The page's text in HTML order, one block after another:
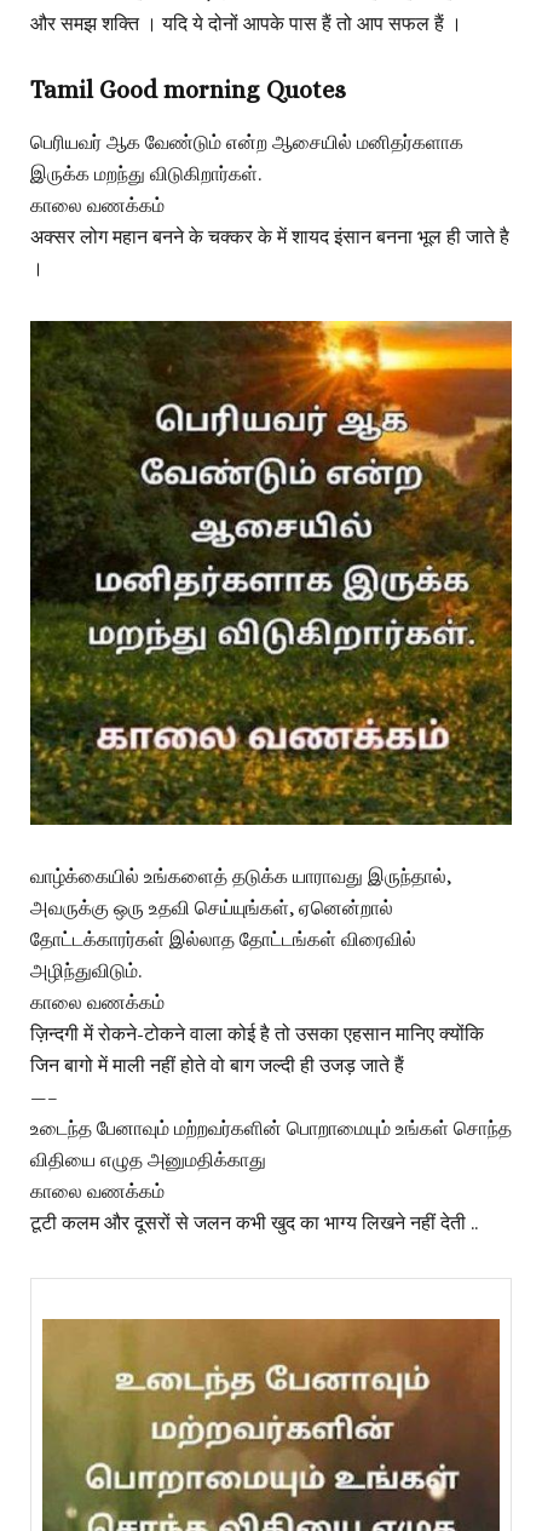
और समझ शक्ति । यदि ये दोनों आपके पास हैं तो आप सफल हैं ।
Tamil Good morning Quotes
பெரியவர் ஆக வேண்டும் என்ற ஆசையில் மனிதர்களாக
இருக்க மறந்து விடுகிறார்கள்.
காலை வணக்கம்
अक्सर लोग महान बनने के चक्कर के में शायद इंसान बनना भूल ही जाते है
।
வாழ்க்கையில் உங்களைத் தடுக்க யாராவது இருந்தால்,
அவருக்கு ஒரு உதவி செய்யுங்கள், ஏனென்றால்
தோட்டக்காரர்கள் இல்லாத தோட்டங்கள் விரைவில்
அழிந்துவிடும்.
காலை வணக்கம்
ज़िन्दगी में रोकने-टोकने वाला कोई है तो उसका एहसान मानिए क्योंकि
जिन बागो में माली नहीं होते वो बाग जल्दी ही उजड़ जाते हैं
—–
உடைந்த பேனாவும் மற்றவர்களின் பொறாமையும் உங்கள் சொந்த
விதியை எழுத அனுமதிக்காது
காலை வணக்கம்
टूटी कलम और दूसरों से जलन कभी खुद का भाग्य लिखने नहीं देती ..